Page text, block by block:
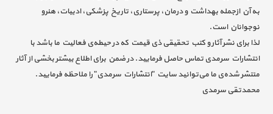
به آن ازجمله بهداشت و درمان، پرستاری، تاریخ پزشکی، ادبیات، هنرو
نوجوانان است.
لذا برای نشر آثار و کتب تحقیقی ذی قیمت که در حیطه‌ی فعالیت ما باشد با
انتشارات سرمدی تماس حاصل فرمایید. در ضمن برای اطلاع بیشتر بخشی از آثار
منتشر شده‌ی ما می‌توانید سایت "انتشارات سرمدی" را ملاحظه فرمایید.
محمدتقی سرمدی